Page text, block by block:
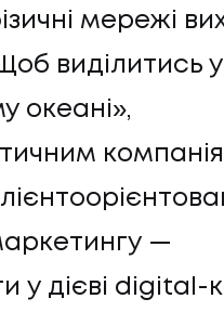
мережі
виділитись
океані»,
—
у дієві digital-